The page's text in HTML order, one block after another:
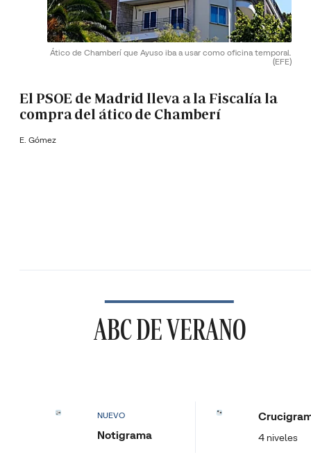
Ático de Chamberí que Ayuso iba a usar como oficina temporal.
(EFE)
El PSOE de Madrid lleva a la Fiscalía la
compra del ático de Chamberí
E. Gómez
ABC DE VERANO
NUEVO
Notigrama 4 niveles